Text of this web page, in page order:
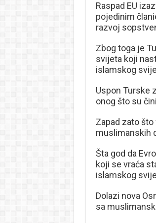
Raspad EU
pojedinim
razvoj
Zbog toga je
svijeta koji
islamskog
Uspon Turske
onog što su
Zapad zato
muslimanskih
Šta god da
koji se vraća
islamskog
Dolazi nova
sa